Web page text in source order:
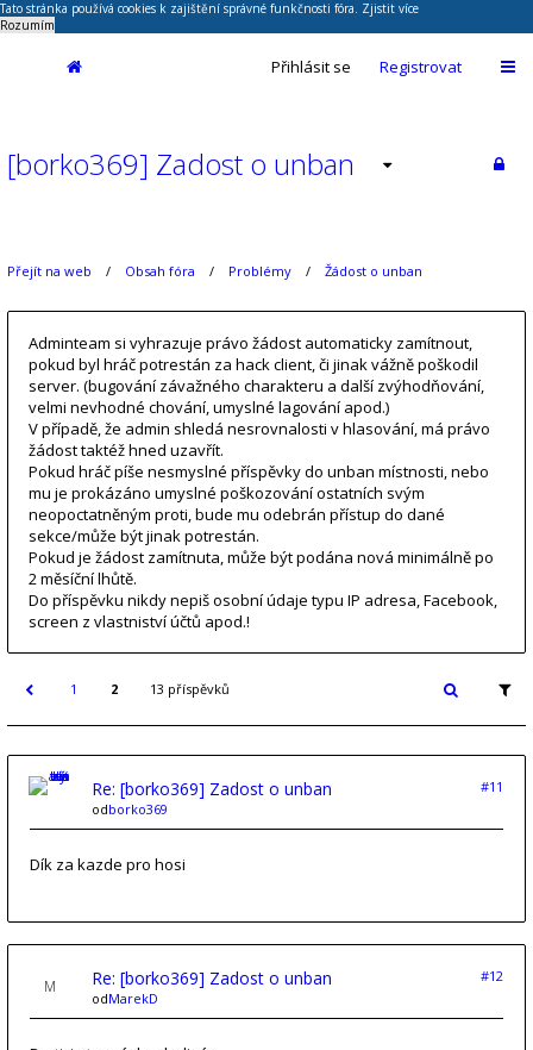
Tato stránka používá cookies k zajištění správné funkčnosti fóra. Zjistit více
Rozumím
Přihlásit se Registrovat
[borko369] Zadost o unban
Přejít na web Obsah fóra Problémy Žádost o unban
Adminteam si vyhrazuje právo žádost automaticky zamítnout,
pokud byl hráč potrestán za hack client, či jinak vážně poškodil
server. (bugování závažného charakteru a další zvýhodňování,
velmi nevhodné chování, umyslné lagování apod.)
V případě, že admin shledá nesrovnalosti v hlasování, má právo
žádost taktéž hned uzavřít.
Pokud hráč píše nesmyslné příspěvky do unban místnosti, nebo
mu je prokázáno umyslné poškozování ostatních svým
neopoctatněným proti, bude mu odebrán přístup do dané
sekce/může být jinak potrestán.
Pokud je žádost zamítnuta, může být podána nová minimálně po
2 měsíční lhůtě.
Do příspěvku nikdy nepiš osobní údaje typu IP adresa, Facebook,
screen z vlastniství účtů apod.!
1 2 13 příspěvků
Re: [borko369] Zadost o unban
#11
odborko369
Dík za kazde pro hosi
Re: [borko369] Zadost o unban
#12
odMarekD